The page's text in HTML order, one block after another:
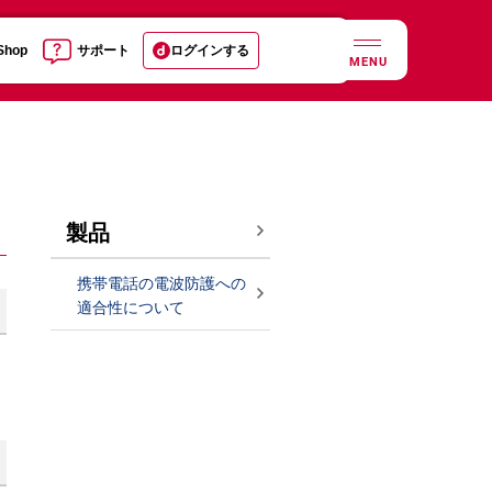
サポート ログインする
MENU
製品
携帯電話の電波防護への
適合性について